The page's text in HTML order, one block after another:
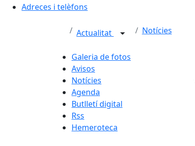
Adreces i telèfons
Actualitat Notícies
Galeria de fotos
Avisos
Notícies
Agenda
Butlletí digital
Rss
Hemeroteca